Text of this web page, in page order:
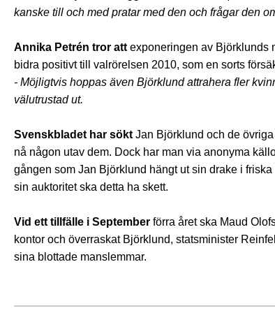
kanske till och med pratar med den och frågar den
Annika Petrén tror att exponeringen av Björklunds
bidra positivt till valrörelsen 2010, som en sorts
- Möjligtvis hoppas även Björklund attrahera fler
välutrustad ut.
Svenskbladet har sökt Jan Björklund och de
nå någon utav dem. Dock har man via anonyma
gången som Jan Björklund hängt ut sin drake i
sin auktoritet ska detta ha skett.
Vid ett tillfälle i September förra året ska Maud
kontor och överraskat Björklund, statsminister
sina blottade manslemmar.